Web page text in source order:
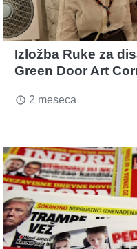
Izložba Ruke za
Green Door Art
access_time 2 meseca